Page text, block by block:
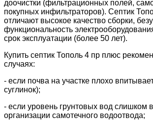
доочистки (фильтрационных полей,
покупных инфильтраторов). Септик
отличают высокое качество сборки,
функциональность
срок эксплуатации (более 50 лет).
Купить септик Тополь 4 пр плюс
случаях:
- если почва на участке плохо
суглинок);
- если уровень грунтовых вод слишком
организации самотечного водоотвода;